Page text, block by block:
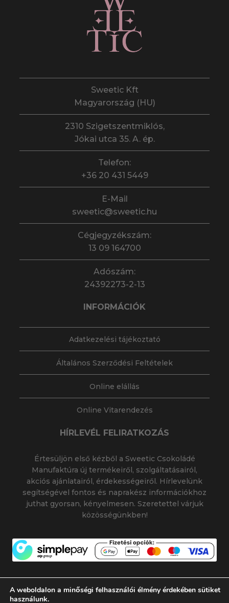
Sweetic Kft
Magyarország (HU)
2310 Szigetszentmiklós,
Jókai utca 35. A. ép.
Telefon:
+36 20 431 5449
E-Mail
sweetic@sweetic.hu
Cégjegyzékszám:
13 09 164700
Adószám:
24392273-2-13
INFORMÁCIÓK
Adatkezelési tájékoztató
Általános Szerződési Feltételek
Online elállás
Online Vitarendezés
HÍRLEVÉL FELIRATKOZÁS
Értesüljön első kézből a Sweetic Csokoládé
Manufaktúra új termékeiről, szolgáltatásairól,
akciós ajánlatairól, érdekességeiről. Hírlevelünk
segítségével fontos és naprakész információkhoz
juthat gyorsan, kényelmesen. Szeretettel várjuk
közösségünkben!
A weboldalon a minőségi felhasználói élmény érdekében sütiket
használunk.